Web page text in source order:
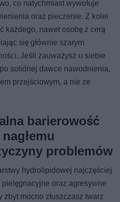
co natychmiast wywołuje
oraz pieczenie. Z kolei
każdego, nawet osobę z cerą
się głównie szarym
Jeśli zauważysz u siebie
solidnej dawce nawodnienia,
przejściowym, a nie ze
barierowość
problemów
hydrolipidowej najczęściej
pielęgnacyjne oraz agresywne
mocno złuszczasz twarz